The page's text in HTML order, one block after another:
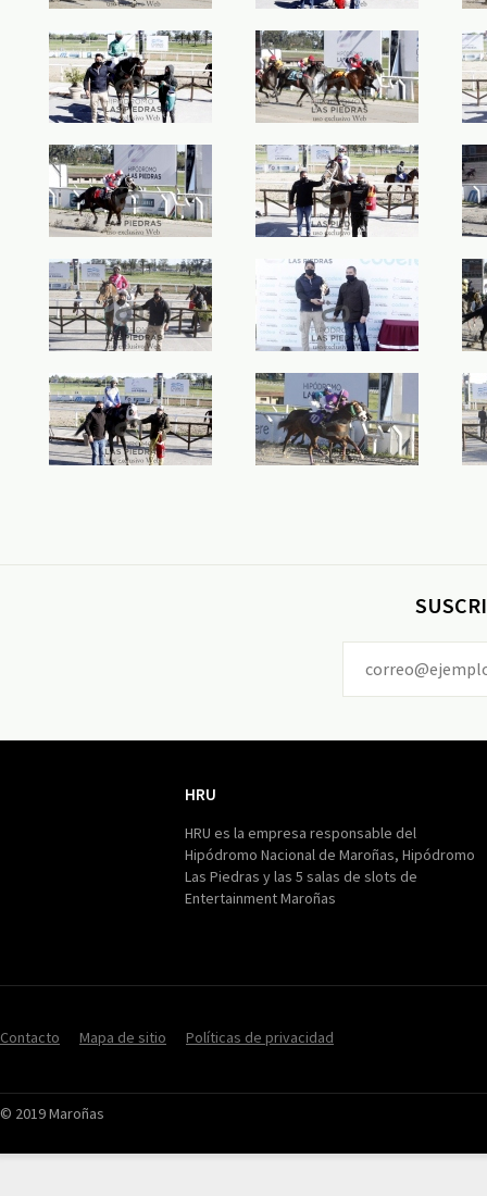
HRU
HRU es la empresa responsable del
Hipódromo Nacional de Maroñas, Hipódromo
Las Piedras y las 5 salas de slots de
Entertainment Maroñas
Contacto Mapa de sitio Políticas de privacidad
© 2019 Maroñas